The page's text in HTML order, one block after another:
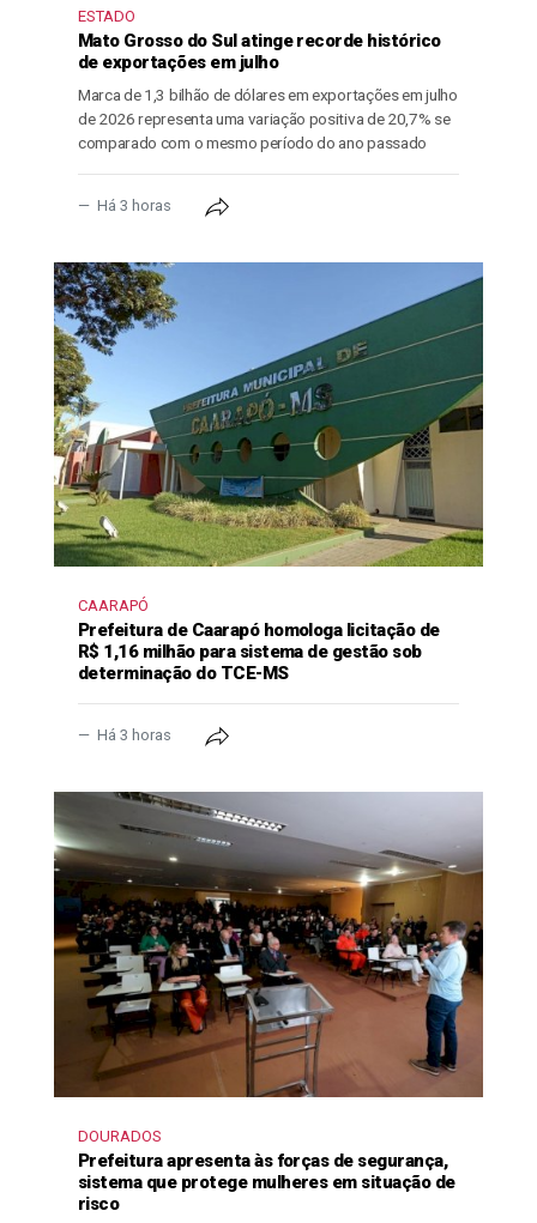
ESTADO
Mato Grosso do Sul atinge recorde histórico
de exportações em julho
Marca de 1,3 bilhão de dólares em exportações em julho
de 2026 representa uma variação positiva de 20,7% se
comparado com o mesmo período do ano passado
Há 3 horas
CAARAPÓ
Prefeitura de Caarapó homologa licitação de
R$ 1,16 milhão para sistema de gestão sob
determinação do TCE-MS
Há 3 horas
DOURADOS
Prefeitura apresenta às forças de segurança,
sistema que protege mulheres em situação de
risco